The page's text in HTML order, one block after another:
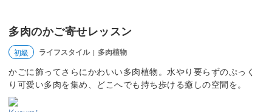
多肉のかご寄せレッスン
初級 ライフスタイル | 多肉植物
かごに飾ってさらにかわいい多肉植物。水やり要らずのぷっく
り可愛い多肉を集め、どこへでも持ち歩ける癒しの空間を。